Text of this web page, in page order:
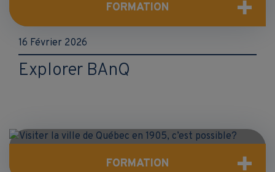
FORMATION
16 Février 2026
Explorer BAnQ
FORMATION